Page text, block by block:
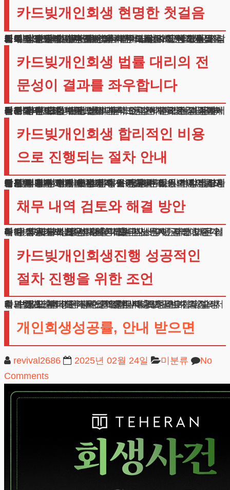
카드빚개인회생 현명한 첫걸음
채무 해결을 고민하시는 의뢰인 여러분, 안녕하세요. 법무법인 테헤란 변호사입니다. 채무로 인한 고통을 겪고 계신 분들이 늘어나면서 채무 조정 제도에 관심이 높아지고 있습니다.
카드빚개인회생은 근로소득이나 사업소득이 있는 분들이 선택할 수 있는 법적 해결책입니다.
저희 법인은 지난 4년간 5천 건이 넘는 사건을 성공적으로 처리했습니다.
이 실적은 경험과 전문성을 바탕으로 의뢰인의 권익을 최우선으로 생각한 결과입니다. 오늘은 채무 해결의 실질적인 방안과 진행 과정에서 주의해야 할 사항들을 상세히 말씀드리고자 합니다.
카드빚개인회생 법률 대리의 전
문성이 결과를 좌우합니다
실무 경험이 풍부한 법조인의 도움은 채무 조정 절차에서 매우 중요한 요소입니다.
법원 서류 준비부터 변제 계획 수립까지 모든 과정에서 전문가의 판단이 필요합니다.
특히 자금 사용 내역 분석과 재산 가치 평가는 매우 복잡한 과정으로, 전문적인 지식 없이는 불리한 결과를 초래할 수 있습니다.
카드빚개인회생진행 할 때는 모든 거래 내역을 꼼꼼히 검토해야 하며, 이는 변제 금액 산정에 직접적인 영향을 미칩니다.
카드빚개인회생 합리적인 비용
으로 진행되는 절차 안내
법적 절차 진행에 드는 비용은 많은 분들이 걱정하시는 부분입니다. 저희는 경제적 어려움을 겪는 의뢰인들의 상황을 고려하여, 부담을 최소화할 수 있는 분할납부제도를 시행하고 있습니다.
모든 비용은 사전에 투명하게 공개되며, 의뢰인의 상황에 맞춰 납부 계획을 조정할 수 있습니다.
채무 해결을 위한 첫 걸음이 비용 때문에 막히지 않도록, 합리적인 범위에서 비용을 책정하고 있습니다. 또한 진행 과정에서 예상하지 못한 추가 비용이 발생하지 않도록 철저히 관리합니다.
채무 내역 검토와 해결 방안
카드빚개인회생을 신청할 때는 지난 수년간의 모든 거래 내역을 분석합니다.
특히 신용카드 사용 내역, 대출금 사용처, 자산 이전 여부 등을 세밀하게 검토해야 합니다.
이는 법원에서 요구하는 중요한 심사 기준이기 때문입니다. 투자나 사행성 지출이 있다면 변제 금액이 증가할 수 있으므로, 이에 대한 적절한 소명이 필요합니다.
카드빚개인회생진행 성공적인
절차 진행을 위한 조언
카드빚개인회생은 단순한 서류 제출로 끝나지 않습니다. 법원의 엄격한 심사 과정에서 다양한 변수가 발생할 수 있으며, 이에 대한 적절한 대응이 필요합니다. 저희는 매 단계마다 의뢰인과 긴밀히 소통하며, 최적의 결과를 도출하기 위해 노력합니다. 특히 인가 결정 이후의 생활 관리도 매우 중요합니다.
개인회생성공률, 안내 받으면
revival2686 2025년 02월 24일 미분류
No
Comments